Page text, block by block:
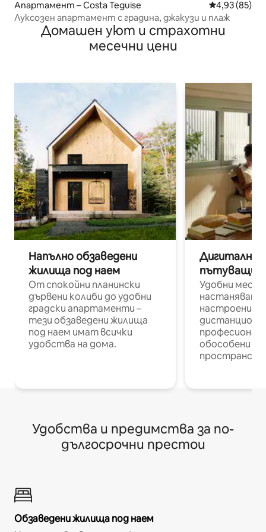
Апартамент – Costa Teguise Средна
4,93 (85)
Луксозен апартамент с градина, джакузи и плаж
Домашен уют и страхотни
месечни цени
Напълно обзаведени
жилища под наем
От спокойни планински
дървени колиби до удобни
градски апартаменти –
тези обзаведени жилища
под наем имат всички
удобства на дома.
Дигитални
пътуващи
Удобни
настаняване
настроени и
обособени
Удобства и предимства за по-
дългосрочни престои
Обзаведени жилища под наем